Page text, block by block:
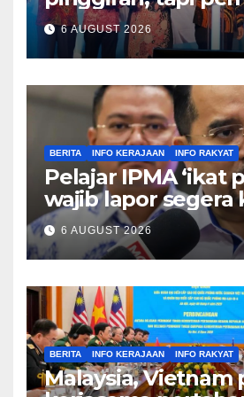
ekonomi negara –
Hamidi
6 AUGUST 2026
BERITA INFO KERAJAAN INFO RAKYAT
Pelajar IPMA ‘ikat
wajib lapor segera
Pengarah – Asyraf
6 AUGUST 2026
BERITA INFO KERAJAAN INFO RAKYAT
Malaysia,